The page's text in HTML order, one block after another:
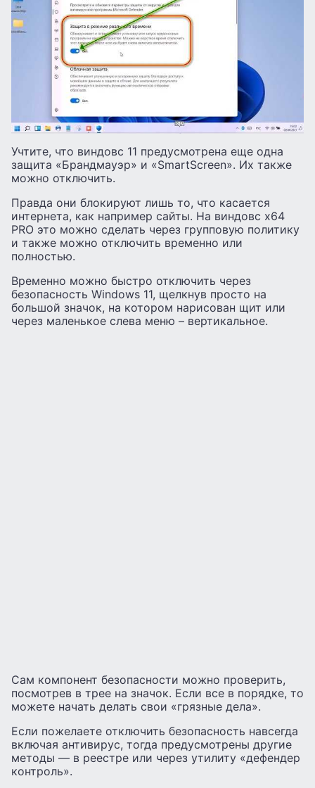
Учтите, что виндовс 11 предусмотрена еще одна
защита «Брандмауэр» и «SmartScreen». Их также
можно отключить.
Правда они блокируют лишь то, что касается
интернета, как например сайты. На виндовс x64
PRO это можно сделать через групповую политику
и также можно отключить временно или
полностью.
Временно можно быстро отключить через
безопасность Windows 11, щелкнув просто на
большой значок, на котором нарисован щит или
через маленькое слева меню – вертикальное.
Сам компонент безопасности можно проверить,
посмотрев в трее на значок. Если все в порядке, то
можете начать делать свои «грязные дела».
Если пожелаете отключить безопасность навсегда
включая антивирус, тогда предусмотрены другие
методы — в реестре или через утилиту «дефендер
контроль».